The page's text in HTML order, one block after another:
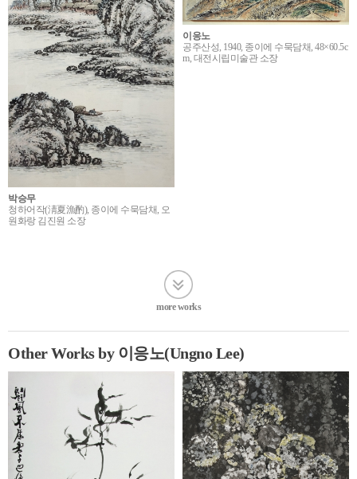
박승무
청하어작(淸夏漁酌), 종이에 수묵담채, 오
원화랑 김진원 소장
이응노
공주산성, 1940, 종이에 수묵담채, 48×60.5c
m, 대전시립미술관 소장
more works
Other Works by 이응노(Ungno Lee)